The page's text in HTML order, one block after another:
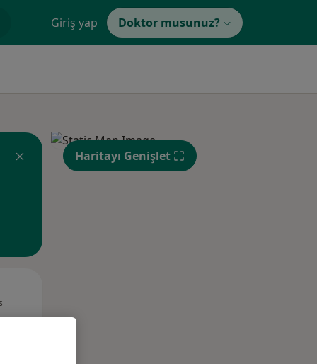
Giriş yap Doktor musunuz?
Haritayı Genişlet